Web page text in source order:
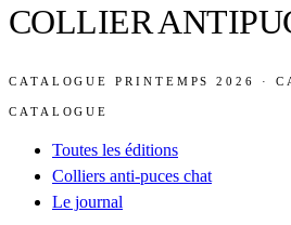
COLLIER
CATALOGUE PRINTEMPS 2026 ·
CATALOGUE
Toutes les éditions
Colliers anti-puces chat
Le journal